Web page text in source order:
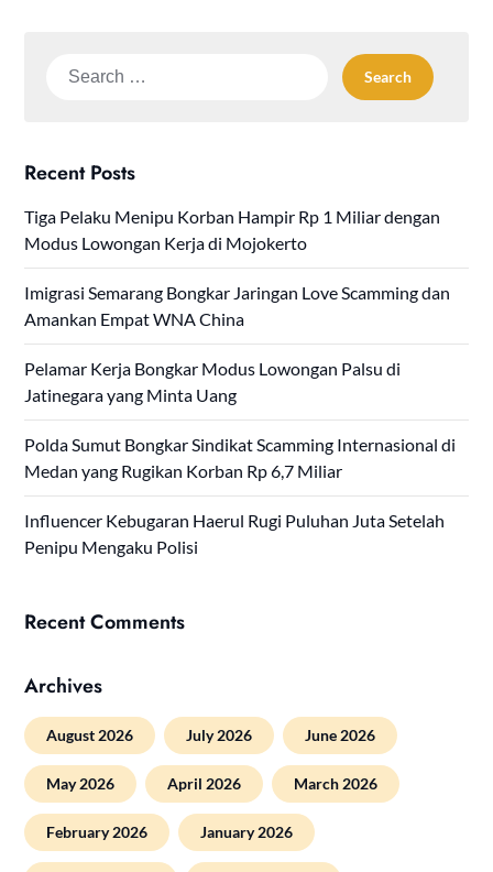
Search
Recent Posts
Tiga Pelaku Menipu Korban Hampir Rp 1 Miliar dengan
Modus Lowongan Kerja di Mojokerto
Imigrasi Semarang Bongkar Jaringan Love Scamming dan
Amankan Empat WNA China
Pelamar Kerja Bongkar Modus Lowongan Palsu di
Jatinegara yang Minta Uang
Polda Sumut Bongkar Sindikat Scamming Internasional di
Medan yang Rugikan Korban Rp 6,7 Miliar
Influencer Kebugaran Haerul Rugi Puluhan Juta Setelah
Penipu Mengaku Polisi
Recent Comments
Archives
August 2026 July 2026 June 2026
May 2026 April 2026 March 2026
February 2026 January 2026